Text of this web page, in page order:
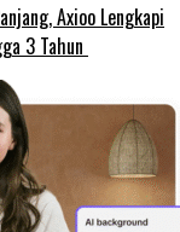
Axioo Lengkapi
3 Tahun